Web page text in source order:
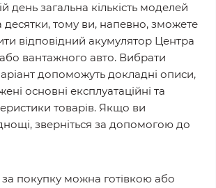
день загальна кількість моделей
тому ви, напевно, зможете
відповідний акумулятор Центра
вантажного авто. Вибрати
допоможуть докладні описи,
основні експлуатаційні та
товарів. Якщо ви
зверніться за допомогою до
за покупку можна готівкою або